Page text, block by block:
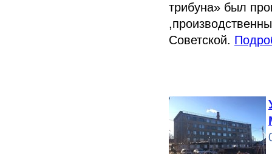
трибуна» был
Советской.